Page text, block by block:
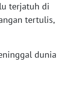
terjatuh di
tertulis,
dunia